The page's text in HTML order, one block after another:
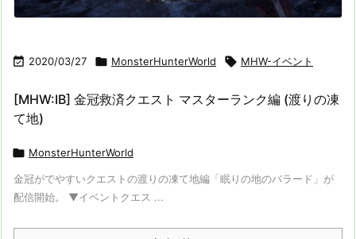
 2020/03/27  MonsterHunterWorld  MHW-イベント
[MHW:IB] 金冠救済クエスト マスターランク編 (渡りの凍
て地)
 MonsterHunterWorld
金冠がでやすいクエストの渡りの凍て地編「眠りの地のバラード」が
配信開始。 ▼イベントクエス ...